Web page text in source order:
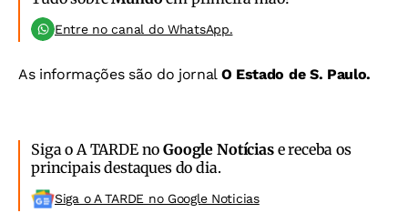
Entre no canal do WhatsApp.
As informações são do jornal O Estado de S. Paulo.
Siga o A TARDE noGoogle Notíciase receba os
principais destaques do dia.
Siga o A TARDE no Google Noticias